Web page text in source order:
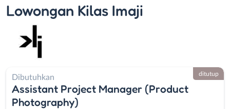
Lowongan Kilas Imaji
Dibutuhkan
Assistant Project Manager (Product
Photography)
ditutup